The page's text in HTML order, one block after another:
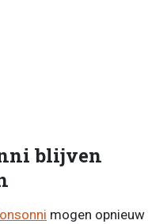
blijven
mogen opnieuw